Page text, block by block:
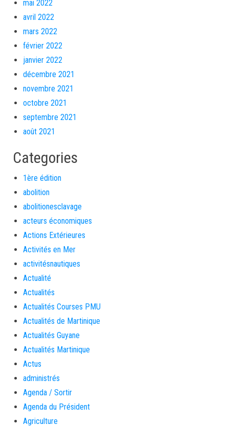
mai 2022
avril 2022
mars 2022
février 2022
janvier 2022
décembre 2021
novembre 2021
octobre 2021
septembre 2021
août 2021
Categories
1ère édition
abolition
abolitionesclavage
acteurs économiques
Actions Extérieures
Activités en Mer
activitésnautiques
Actualité
Actualités
Actualités Courses PMU
Actualités de Martinique
Actualités Guyane
Actualités Martinique
Actus
administrés
Agenda / Sortir
Agenda du Président
Agriculture